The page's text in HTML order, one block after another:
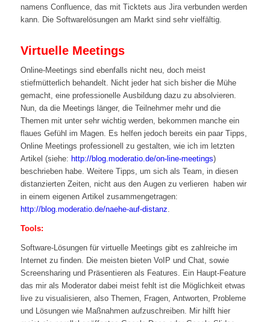
namens Confluence, das mit Ticktets aus Jira verbunden werden
kann. Die Softwarelösungen am Markt sind sehr vielfältig.
Virtuelle Meetings
Online-Meetings sind ebenfalls nicht neu, doch meist
stiefmütterlich behandelt. Nicht jeder hat sich bisher die Mühe
gemacht, eine professionelle Ausbildung dazu zu absolvieren.
Nun, da die Meetings länger, die Teilnehmer mehr und die
Themen mit unter sehr wichtig werden, bekommen manche ein
flaues Gefühl im Magen. Es helfen jedoch bereits ein paar Tipps,
Online Meetings professionell zu gestalten, wie ich im letzten
Artikel (siehe: http://blog.moderatio.de/on-line-meetings)
beschrieben habe. Weitere Tipps, um sich als Team, in diesen
distanzierten Zeiten, nicht aus den Augen zu verlieren haben wir
in einem eigenen Artikel zusammengetragen:
http://blog.moderatio.de/naehe-auf-distanz
Tools:
Software-Lösungen für virtuelle Meetings gibt es zahlreiche im
Internet zu finden. Die meisten bieten VoIP und Chat, sowie
Screensharing und Präsentieren als Features. Ein Haupt-Feature
das mir als Moderator dabei meist fehlt ist die Möglichkeit etwas
live zu visualisieren, also Themen, Fragen, Antworten, Probleme
und Lösungen wie Maßnahmen aufzuschreiben. Mir hilft hier